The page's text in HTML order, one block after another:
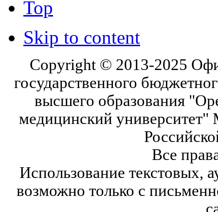
Top
Skip to content
Copyright © 2013-2025
государственного
высшего образования
медицинский университет"
Все
Использование текстовых,
возможно только с